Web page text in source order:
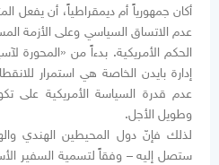
أكان جمهورياً أم ديمقراطياً، أن يفعل
عدم الاتساق السياسي وعلى الأزمة
إدارة بايدن الخاصة هي استمرار
عدم قدرة السياسة الأمريكية على
وطويل الأجل.
لذلك فإنّ دول المحيطين الهندي
ستصل إليه – وفقاً لتسمية السفير